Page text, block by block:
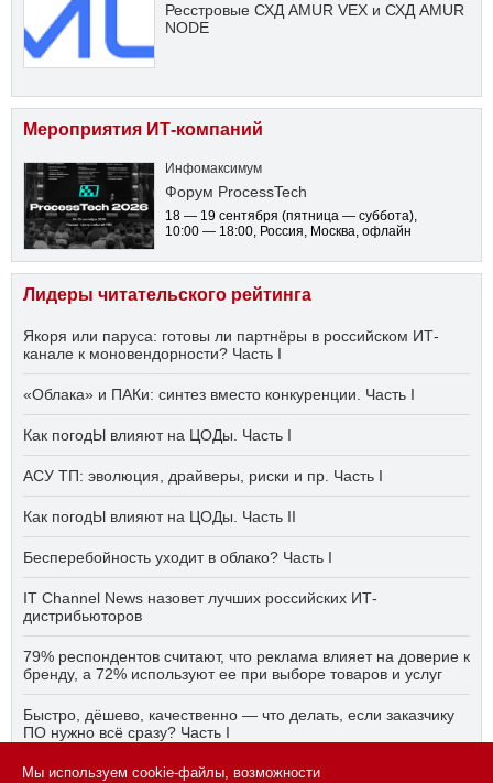
Ресстровые СХД AMUR VEX и СХД AMUR
NODE
Мероприятия ИТ-компаний
Инфомаксимум
Форум ProcessTech
18 — 19 сентября (пятница — суббота),
10:00 — 18:00, Россия, Москва, офлайн
Лидеры читательского рейтинга
Якоря или паруса: готовы ли партнёры в российском ИТ-
канале к моновендорности? Часть I
«Облака» и ПАКи: синтез вместо конкуренции. Часть I
Как погодЫ влияют на ЦОДы. Часть I
АСУ ТП: эволюция, драйверы, риски и пр. Часть I
Как погодЫ влияют на ЦОДы. Часть II
Бесперебойность уходит в облако? Часть I
IT Channel News назовет лучших российских ИТ-
дистрибьюторов
79% респондентов считают, что реклама влияет на доверие к
бренду, а 72% используют ее при выборе товаров и услуг
Быстро, дёшево, качественно — что делать, если заказчику
ПО нужно всё сразу? Часть I
АСУ ТП на пятый год активного импортозамещения. Часть II
Мы используем cookie-файлы, возможности